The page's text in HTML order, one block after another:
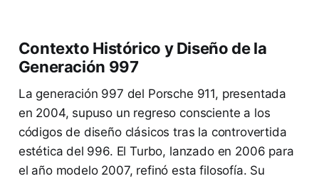
Contexto Histórico y Diseño de la
Generación 997
La generación 997 del Porsche 911, presentada
en 2004, supuso un regreso consciente a los
códigos de diseño clásicos tras la controvertida
estética del 996. El Turbo, lanzado en 2006 para
el año modelo 2007, refinó esta filosofía. Su